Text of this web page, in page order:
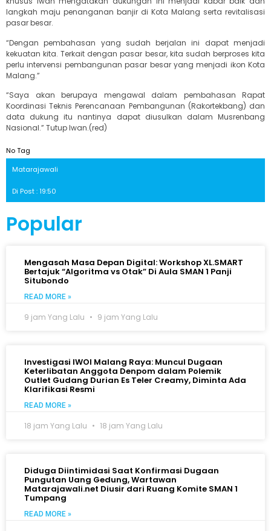
langkah maju penanganan banjir di Kota Malang serta revitalisasi
pasar besar.
“Dengan pembahasan yang sudah berjalan ini dapat menjadi
kekuatan kita. Terkait dengan pasar besar, kita sudah berproses kita
perlu intervensi pembangunan pasar besar yang menjadi ikon Kota
Malang.”
“Saya akan berupaya mengawal dalam pembahasan Rapat
Koordinasi Teknis Perencanaan Pembangunan (Rakortekbang) dan
data dukung itu nantinya dapat diusulkan dalam Musrenbang
Nasional.” Tutup Iwan.(red)
No Tag
Matarajawali
Di Post : 19:50
Popular
Mengasah Masa Depan Digital: Workshop XL.SMART
Bertajuk “Algoritma vs Otak” Di Aula SMAN 1 Panji
Situbondo
READ MORE »
9 jam Yang Lalu 9 jam Yang Lalu
Investigasi IWOI Malang Raya: Muncul Dugaan
Keterlibatan Anggota Denpom dalam Polemik
Outlet Gudang Durian Es Teler Creamy, Diminta Ada
Klarifikasi Resmi
READ MORE »
18 jam Yang Lalu 18 jam Yang Lalu
Diduga Diintimidasi Saat Konfirmasi Dugaan
Pungutan Uang Gedung, Wartawan
Matarajawali.net Diusir dari Ruang Komite SMAN 1
Tumpang
READ MORE »